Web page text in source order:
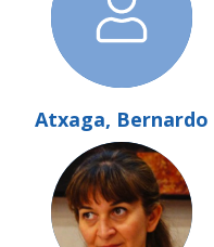
Atxaga, Bernardo